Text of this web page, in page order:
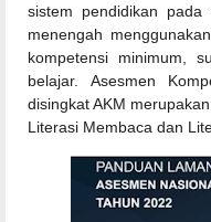
sistem pendidikan
menengah
kompetensi minimum,
belajar. Asesmen
disingkat AKM
Literasi Membaca dan